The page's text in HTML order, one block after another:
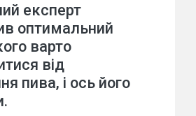
експерт
оптимальний
варто
від
пива, і ось його